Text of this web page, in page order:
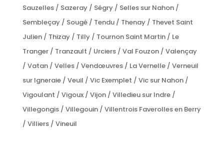
Sauzelles / Sazeray / Ségry / Selles sur Nahon /
Sembleçay / Sougé / Tendu / Thenay / Thevet Saint
Julien / Thizay / Tilly / Tournon Saint Martin / Le
Tranger / Tranzault / Urciers / Val Fouzon / Valençay
/ Vatan / Velles / Vendœuvres / La Vernelle / Verneuil
sur Igneraie / Veuil / Vic Exemplet / Vic sur Nahon /
Vigoulant / Vigoux / Vijon / Villedieu sur Indre /
Villegongis / Villegouin / Villentrois Faverolles en Berry
/ Villiers / Vineuil